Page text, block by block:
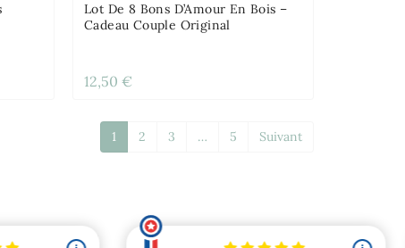
Lot De 8 Bons D’Amour En Bois –
Cadeau Couple Original
12,50 €
1 2 3 … 5 Suivant